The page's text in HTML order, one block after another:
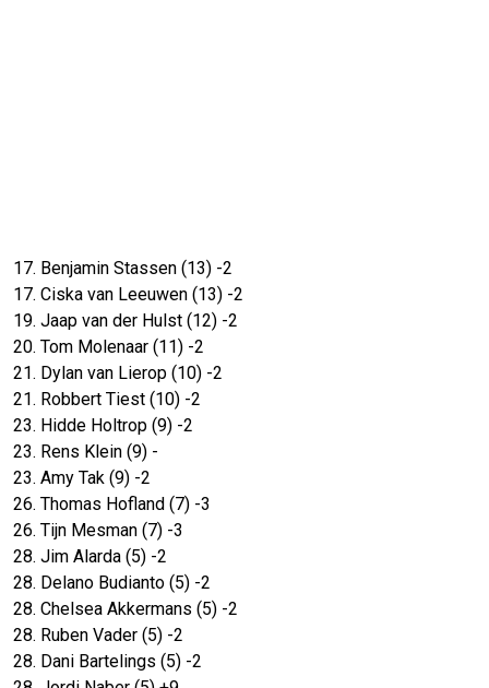
17. Benjamin Stassen (13) -2
17. Ciska van Leeuwen (13) -2
19. Jaap van der Hulst (12) -2
20. Tom Molenaar (11) -2
21. Dylan van Lierop (10) -2
21. Robbert Tiest (10) -2
23. Hidde Holtrop (9) -2
23. Rens Klein (9) -
23. Amy Tak (9) -2
26. Thomas Hofland (7) -3
26. Tijn Mesman (7) -3
28. Jim Alarda (5) -2
28. Delano Budianto (5) -2
28. Chelsea Akkermans (5) -2
28. Ruben Vader (5) -2
28. Dani Bartelings (5) -2